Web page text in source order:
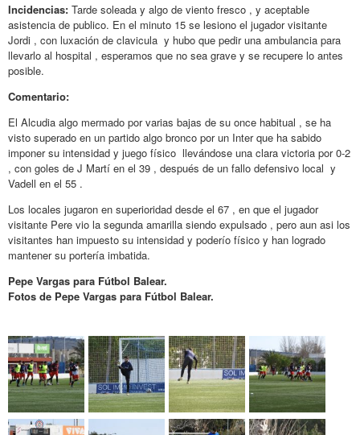
Incidencias: Tarde soleada y algo de viento fresco , y aceptable
asistencia de publico. En el minuto 15 se lesiono el jugador visitante
Jordi , con luxación de clavicula y hubo que pedir una ambulancia para
llevarlo al hospital , esperamos que no sea grave y se recupere lo antes
posible.
Comentario:
El Alcudia algo mermado por varias bajas de su once habitual , se ha
visto superado en un partido algo bronco por un Inter que ha sabido
imponer su intensidad y juego físico llevándose una clara victoria por 0-2
, con goles de J Martí en el 39 , después de un fallo defensivo local y
Vadell en el 55 .
Los locales jugaron en superioridad desde el 67 , en que el jugador
visitante Pere vio la segunda amarilla siendo expulsado , pero aun asi los
visitantes han impuesto su intensidad y poderío físico y han logrado
mantener su portería imbatida.
Pepe Vargas para Fútbol Balear.
Fotos de Pepe Vargas para Fútbol Balear.